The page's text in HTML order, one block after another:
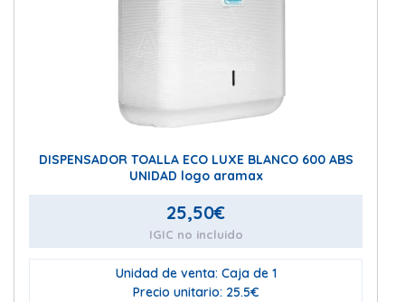
DISPENSADOR TOALLA ECO LUXE BLANCO 600 ABS
UNIDAD logo aramax
25,50€
IGIC no incluido
Unidad de venta: Caja de 1
Precio unitario: 25.5€